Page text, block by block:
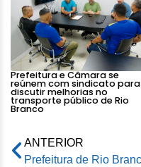
Prefeitura e Câmara se
reúnem com sindicato para
discutir melhorias no
transporte público de Rio
Branco
ANTERIOR